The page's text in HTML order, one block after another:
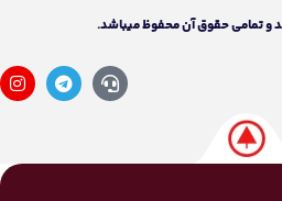
و تمامی حقوق آن محفوظ ميباشد.